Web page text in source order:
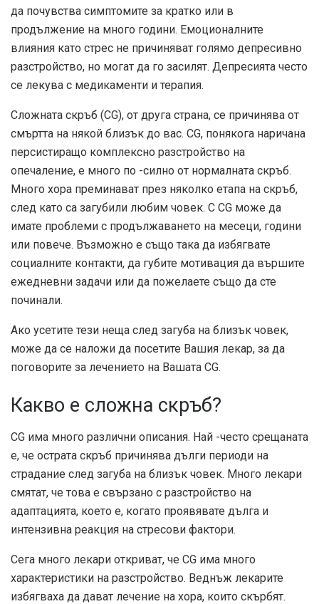
да почувства симптомите за кратко или в
продължение на много години. Емоционалните
влияния като стрес не причиняват голямо депресивно
разстройство, но могат да го засилят. Депресията често
се лекува с медикаменти и терапия.
Сложната скръб (CG), от друга страна, се причинява от
смъртта на някой близък до вас. CG, понякога наричана
персистиращо комплексно разстройство на
опечаление, е много по -силно от нормалната скръб.
Много хора преминават през няколко етапа на скръб,
след като са загубили любим човек. С CG може да
имате проблеми с продължаването на месеци, години
или повече. Възможно е също така да избягвате
социалните контакти, да губите мотивация да вършите
ежедневни задачи или да пожелаете също да сте
починали.
Ако усетите тези неща след загуба на близък човек,
може да се наложи да посетите Вашия лекар, за да
поговорите за лечението на Вашата CG.
Какво е сложна скръб?
CG има много различни описания. Най -често срещаната
е, че острата скръб причинява дълги периоди на
страдание след загуба на близък човек. Много лекари
смятат, че това е свързано с разстройство на
адаптацията, което е, когато проявявате дълга и
интензивна реакция на стресови фактори.
Сега много лекари откриват, че CG има много
характеристики на разстройство. Веднъж лекарите
избягваха да дават лечение на хора, които скърбят.